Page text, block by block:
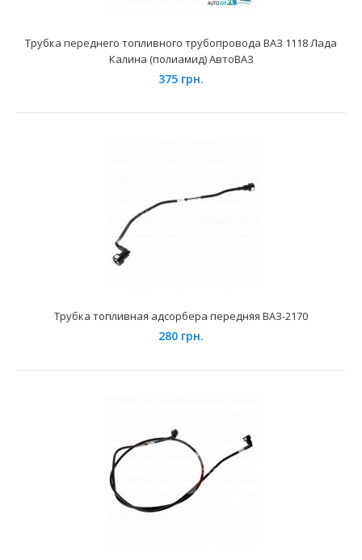
Топливные шланги ВАЗ 21082 (к-т.)
Трубка переднего топливного трубопровода ВАЗ 1118 Лада
Калина (полиамид) АвтоВАЗ
375 грн.
Трубка топливная адсорбера передняя ВАЗ-2170
280 грн.